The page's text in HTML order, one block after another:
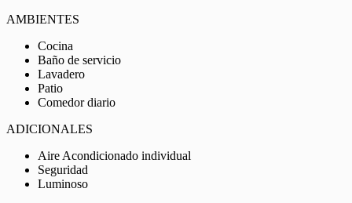
AMBIENTES
Cocina
Baño de servicio
Lavadero
Patio
Comedor diario
ADICIONALES
Aire Acondicionado individual
Seguridad
Luminoso